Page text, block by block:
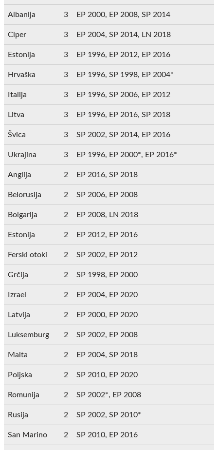
Albanija 3 EP 2000, EP 2008, SP 2014
Ciper 3 EP 2004, SP 2014, LN 2018
Estonija 3 EP 1996, EP 2012, EP 2016
Hrvaška 3 EP 1996, SP 1998, EP 2004*
Italija 3 EP 1996, SP 2006, EP 2012
Litva 3 EP 1996, EP 2016, SP 2018
Švica 3 SP 2002, SP 2014, EP 2016
Ukrajina 3 EP 1996, EP 2000*, EP 2016*
Anglija 2 EP 2016, SP 2018
Belorusija 2 SP 2006, EP 2008
Bolgarija 2 EP 2008, LN 2018
Estonija 2 EP 2012, EP 2016
Ferski otoki 2 SP 2002, EP 2012
Grčija 2 SP 1998, EP 2000
Izrael 2 EP 2004, EP 2020
Latvija 2 EP 2000, EP 2020
Luksemburg 2 SP 2002, EP 2008
Malta 2 EP 2004, SP 2018
Poljska 2 SP 2010, EP 2020
Romunija 2 SP 2002*, EP 2008
Rusija 2 SP 2002, SP 2010*
San Marino 2 SP 2010, EP 2016